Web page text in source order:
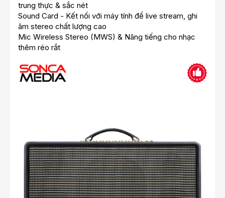
trung thực & sắc nét
Sound Card - Kết nối với máy tính để live stream, ghi
âm stereo chất lượng cao
Mic Wireless Stereo (MWS) & Nâng tiếng cho nhạc
thêm réo rắt